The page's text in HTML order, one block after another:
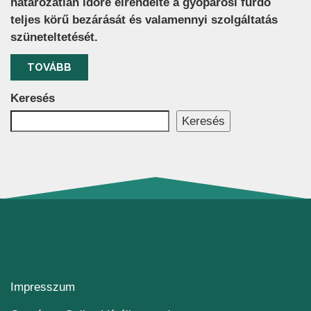
teljes körű bezárását és valamennyi szolgáltatás
szüneteltetését.
TOVÁBB
Keresés
Keresés
Impresszum